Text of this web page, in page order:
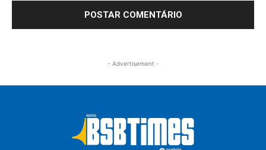
- Advertisement -